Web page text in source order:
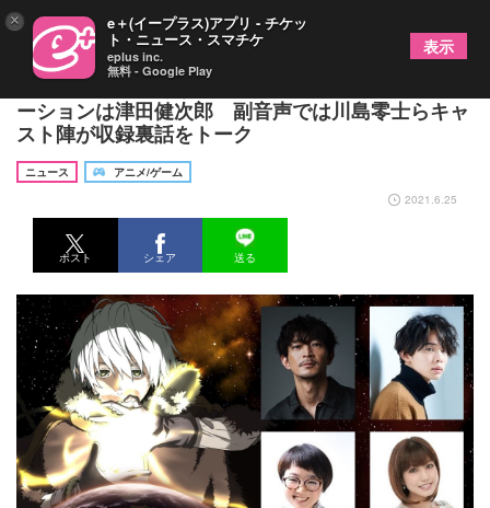
アニメ『不滅のあなたへ』特別総集編が放送、ナレ
ーションは津田健次郎 副音声では川島零士らキャ
スト陣が収録裏話をトーク
ニュース
アニメ/ゲーム
2021.6.25
ポスト シェア 送る
× e＋(イープラス)アプリ - チケッ
ト・ニュース・スマチケ
eplus inc.
無料 - Google Play
表示